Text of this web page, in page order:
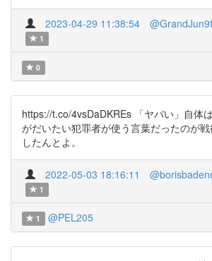
2023-04-29 11:38:54
1
0
https://t.co/4vsDaDKREs 「ヤバい」自体
がだいたい犯罪者が使う言葉だったのが
したんとよ。
2022-05-03 18:16:11
1
1 @PEL205